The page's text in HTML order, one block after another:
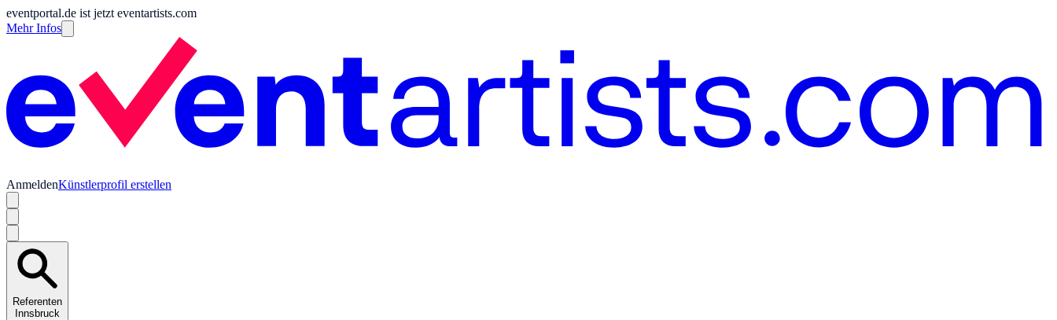
eventportal.de ist jetzt eventartists.com
Mehr Infos
AnmeldenKünstlerprofil erstellen
Referenten
Innsbruck